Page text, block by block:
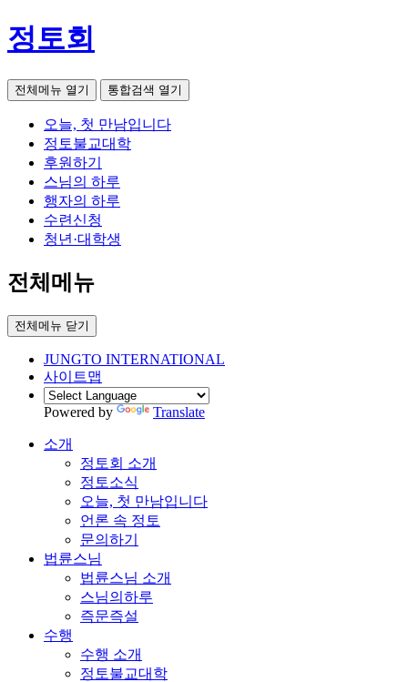
정토회
전체메뉴 열기 통합검색 열기
오늘, 첫 만남입니다
정토불교대학
후원하기
스님의 하루
행자의 하루
수련신청
청년·대학생
전체메뉴
전체메뉴 닫기
JUNGTO INTERNATIONAL
사이트맵
Powered by Translate
소개
정토회 소개
정토소식
오늘, 첫 만남입니다
언론 속 정토
문의하기
법륜스님
법륜스님 소개
스님의하루
즉문즉설
수행
수행 소개
정토불교대학